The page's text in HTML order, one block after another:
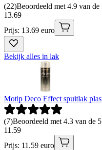
(22)Beoordeeld met 4.9 van
13.69
Prijs: 13.69 euro
Bekijk alles in lak
Motip Deco Effect spuitlak
(7)Beoordeeld met 4.3 van de
11 .59
Prijs: 11.59 euro